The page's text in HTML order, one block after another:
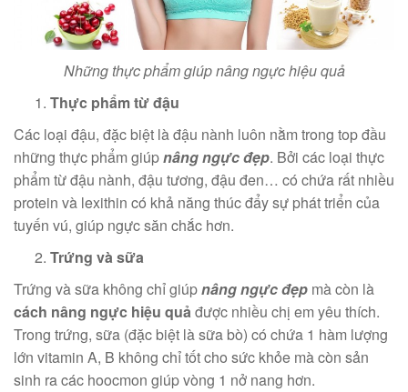
Những thực phẩm giúp nâng ngực hiệu quả
Thực phẩm từ đậu
Các loại đậu, đặc biệt là đậu nành luôn nằm trong top đầu
những thực phẩm giúpnâng ngực đẹp. Bởi các loại thực
phẩm từ đậu nành, đậu tương, đậu đen… có chứa rất nhiều
protein và lexithin có khả năng thúc đẩy sự phát triển của
tuyến vú, giúp ngực săn chắc hơn.
Trứng và sữa
Trứng và sữa không chỉ giúpnâng ngực đẹp mà còn là
cách nâng ngực hiệu quảđược nhiều chị em yêu thích.
Trong trứng, sữa (đặc biệt là sữa bò) có chứa 1 hàm lượng
lớn vitamin A, B không chỉ tốt cho sức khỏe mà còn sản
sinh ra các hoocmon giúp vòng 1 nở nang hơn.